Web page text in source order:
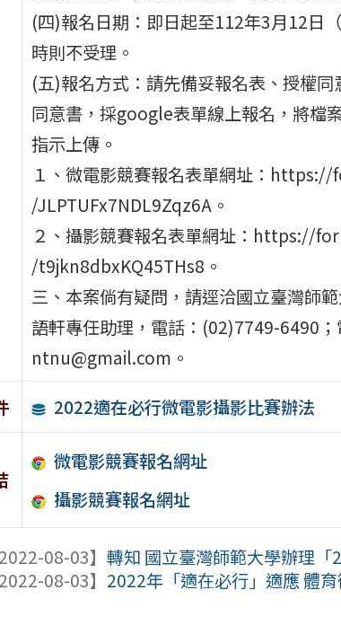
(四)報名日期：即日起至112年3月12日
時則不受理。
(五)報名方式：請先備妥報名表、授權同
同意書，採google表單線上報名，將檔
指示上傳。
１、微電影競賽報名表單網址：
/JLPTUFx7NDL9Zqz6A。
２、攝影競賽報名表單網址：https://
/t9jkn8dbxKQ45THs8。
三、本案倘有疑問，請逕洽國立臺灣師
語軒專任助理，電話：(02)7749-6490
ntnu@gmail.com。
2022適在必行微電影攝影比賽辦法
微電影競賽報名網址
攝影競賽報名網址
2022-08-03】轉知 國立臺灣師範大學辦理「
2022-08-03】 2022年「適在必行」適應 體